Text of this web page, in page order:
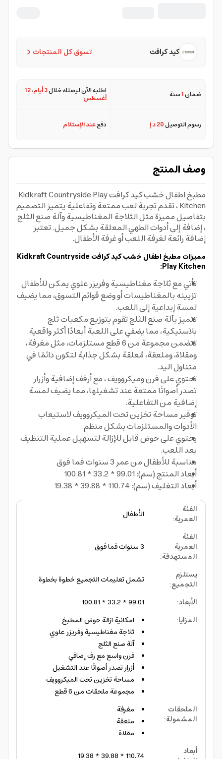
تسوق كل المنتجات كيد كرافت
ضمان1سنة اطلبه الآن ليصلك خلال3 أيام ،12
أغسطس
رسوم التوصيل20 د.إ دفععند الإستلام
وصف المنتج
مطبخ اطفال خشب كيد كرافت Kidkraft Countryside Play
Kitchen ، تقدم تجربة لعب ممتعة وتفاعلية يتميز التصميم
بتفاصيل مميزة مثل الثلاجة المغناطيسية وآلة صنع الثلج
، إضافة إلى أدوات الطهي المعلقة بشكل جميل. تعتبر
إضافة رائعة لغرفة اللعب أو غرفة الأطفال.
مميزات مطبخ اطفال خشب كيد كرافت Kidkraft Countryside
Play Kitchen:
تأتي مع ثلاجة مغناطيسية وفريزر علوي يمكن للأطفال
تزيينه بالمغناطيسات أو وضع قوائم التسوق، مما يضيف
لمسة إبداعية إلى اللعب.
تتميز بآلة صنع الثلج تقوم بتوزيع مكعبات ثلج
بلاستيكية، مما يضفي على اللعبة أبعادًا أكثر واقعية.
تتضمن مجموعة من 6 قطع مستلزمات، مثل مغرفة،
ومقلاة، وملعقة، مُعلقة بشكل جذابة لتكون دائمًا في
متناول اليد.
تحتوي على فرن وميكروويف ، مع أرفف إضافية وأزرار
تصدر أصواتًا ممتعة عند تشغيلها، مما يضيف لمسة
إضافية من التفاعلية.
توفير مساحة تخزين تحت الميكروويف لاستيعاب
الأدوات والمستلزمات بشكل منظم.
يحتوي على حوض قابل للإزالة لتسهيل عملية التنظيف
بعد اللعب.
مناسبة للأطفال من عمر 3 سنوات فما فوق
أبعاد المنتج (سم): 99.01 * 33.2 * 100.81
أبعاد التغليف (سم): 110.74 * 39.88 * 19.38
الفئة
العمرية:
الأطفال
الفئة
العمرية
المستهدفة:
3 سنوات فما فوق
يستلزم
التجميع:
تشمل تعليمات التجميع خطوة بخطوة
الأبعاد:
99.01 * 33.2 * 100.81
المزايا:
امكانية ازالة حوض المطبخ
ثلاجة مغناطيسية وفريزر علوي
آلة صنع الثلج
فرن واسع مع رف إضافي
أزرار تصدر أصواتًا عند التشغيل
مساحة تخزين تحت الميكروويف
مجموعة ملحقات من 6 قطع
الملحقات
المشمولة:
مغرفة
ملعقة
مقلاة
أبعاد
110.74 * 39.88 * 19.38